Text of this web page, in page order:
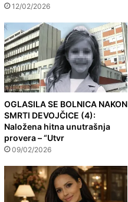
12/02/2026
OGLASILA SE BOLNICA NAKON
SMRTI DEVOJČICE (4):
Naložena hitna unutrašnja
provera – “Utvr
09/02/2026